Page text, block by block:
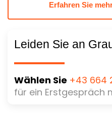
Erfahren Sie
Leiden Sie an
Wählen Sie +43 664
für ein Erstgespräch